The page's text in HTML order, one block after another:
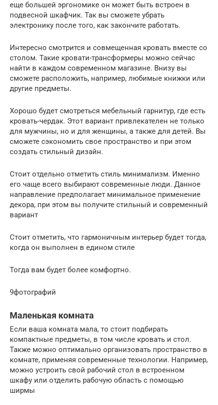
еще большей эргономике он может быть встроен в
подвесной шкафчик. Так вы сможете убрать
электронику после того, как закончите работать.
Интересно смотрится и совмещенная кровать вместе со
столом. Такие кровати-трансформеры можно сейчас
найти в каждом современном магазине. Внизу вы
сможете расположить, например, любимые книжки или
другие предметы.
Хорошо будет смотреться мебельный гарнитур, где есть
кровать-чердак. Этот вариант привлекателен не только
для мужчины, но и для женщины, а также для детей. Вы
сможете сэкономить свое пространство и при этом
создать стильный дизайн.
Стоит отдельно отметить стиль минимализм. Именно
его чаще всего выбирают современные люди. Данное
направление предполагает минимальное применение
декора, при этом вы получите стильный и современный
вариант
Стоит отметить, что гармоничным интерьер будет тогда,
когда он выполнен в едином стиле
Тогда вам будет более комфортно.
9фотографий
Маленькая комната
Если ваша комната мала, то стоит подбирать
компактные предметы, в том числе кровать и стол.
Также можно оптимально организовать пространство в
комнате, применяя современные технологии. Например,
можно устроить свой рабочий стол в встроенном
шкафу или отделить рабочую область с помощью
ширмы